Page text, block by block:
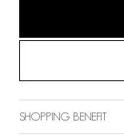
SHOPPING BENEFIT